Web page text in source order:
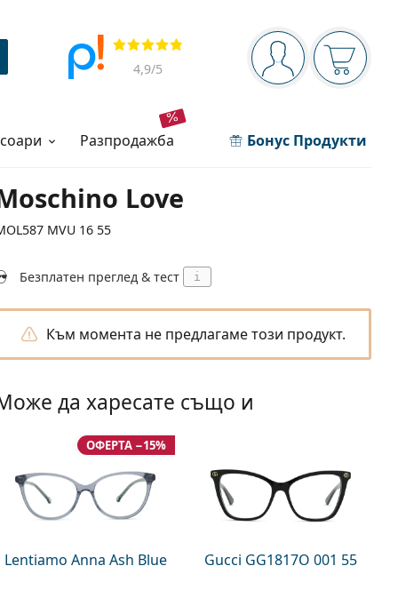
Navigation panel
Вие сте вписани
Прегледи
4,9/5
разпродажба Бонус Продукти
Love
MVU 16 55
Безплатен преглед & тест i
Към момента не предлагаме този продукт.
да харесате също и
Lentiamo Anna Ash Blue
ОФЕРТА −15%
Gucci GG1817O 001 55